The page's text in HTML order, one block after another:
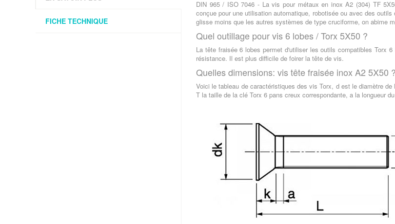
FICHE TECHNIQUE
DIN 965 / ISO 7046 - La vis pour métaux en inox A2 (304) TF
conçue pour une utilisation automatique, robotisée ou avec des
glisse moins que les autres systèmes de type cruciforme, on abime
Quel outillage pour vis 6 lobes / Torx 5X50 ?
La tête fraisée 6 lobes permet d'utiliser les outils compatibles Torx
résistance. Il est plus difficile de foirer la tête de vis.
Quelles dimensions: vis tête fraisée inox A2 5X50 ?
Voici le tableau de caractéristiques des vis Torx, d est le diamètre
T la taille de la clé Torx 6 pans creux correspondante, a la longueur